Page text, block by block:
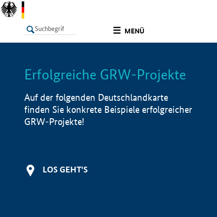
MENÜ
LISTE Info
Erfolgreiche GRW-Projekte
Auf der folgenden Deutschlandkarte
finden Sie konkrete Beispiele erfolgreicher
GRW-Projekte!
LOS GEHT'S